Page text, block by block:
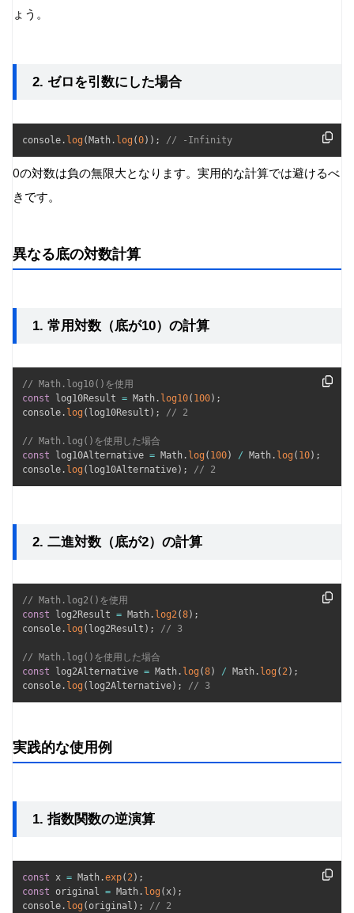
ょう。
2. ゼロを引数にした場合
console . log ( Math . log (0) ) ; // -Infinity
0の対数は負の無限大となります。実用的な計算では避けるべ
きです。
異なる底の対数計算
1. 常用対数（底が10）の計算
// Math.log10()を使用
const log10Result = Math . log10( 100) ;
console . log ( log10Result ) ; // 2
// Math.log()を使用した場合
const log10Alternative = Math . log ( 100) / Math . log ( 10) ;
console . log ( log10Alternative) ; // 2
2. 二進対数（底が2）の計算
// Math.log2()を使用
const log2Result = Math . log2(8) ;
console . log ( log2Result ) ; // 3
// Math.log()を使用した場合
const log2Alternative = Math . log (8) / Math . log ( 2) ;
console . log ( log2Alternative) ; // 3
実践的な使用例
1. 指数関数の逆演算
const x = Math .exp( 2) ;
const original = Math . log (x) ;
console . log (original ) ; // 2